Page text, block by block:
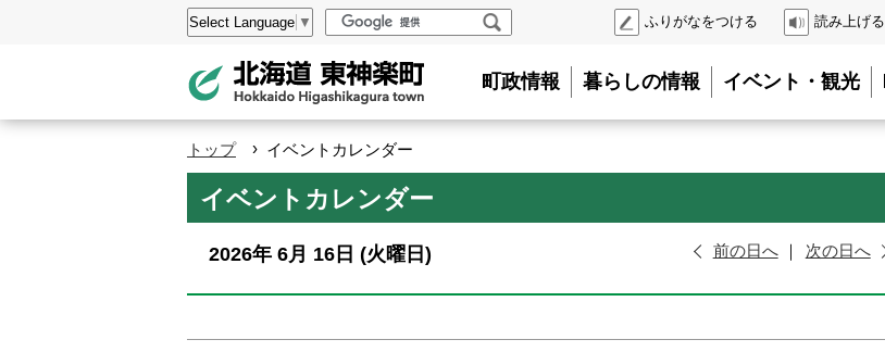
設
Select Language ▼
索
ふりがなをつける 読み上げる
町政情報 暮らしの情報 イベント・観光
トップ › イベントカレンダー
イベントカレンダー
2026年 6月 16日 (火曜日) 前の日へ 次の日へ
ペ
ー
ト